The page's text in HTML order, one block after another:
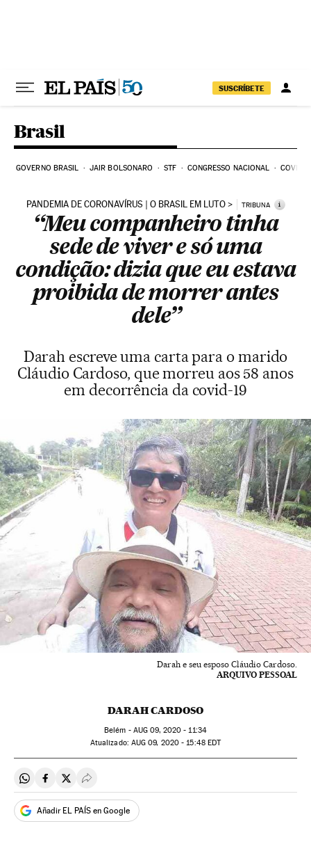
SUSCRÍBETE
Brasil
GOVERNO BRASIL JAIR BOLSONARO STF CONGRESSO NACIONAL COVID-
PANDEMIA DE CORONAVÍRUS | O BRASIL EM LUTO TRIBUNA i
“Meu companheiro tinha
sede de viver e só uma
condição: dizia que eu estava
proibida de morrer antes
dele”
Darah escreve uma carta para o marido
Cláudio Cardoso, que morreu aos 58 anos
em decorrência da covid-19
Darah e seu esposo Cláudio Cardoso.
ARQUIVO PESSOAL
DARAH CARDOSO
Belém - AUG 09, 2020 - 11:34
atualizado: AUG 09, 2020 - 15:48EDT
Compartir en Whatsapp
Compartir en Facebook
Compartir en Twitter
Desplegar Redes Sociales
Añadir EL PAÍS en Google